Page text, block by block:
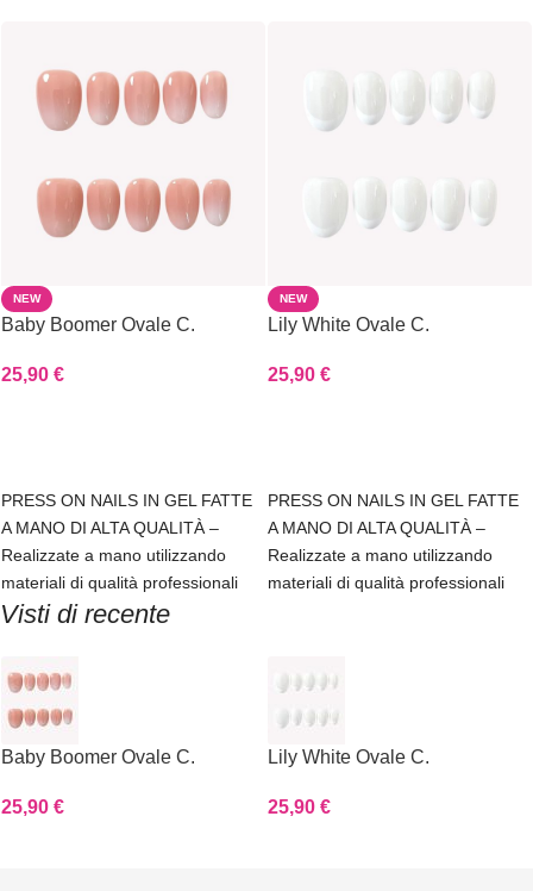
NEW
Baby Boomer Ovale C.
25,90 €
PRESS ON NAILS IN GEL FATTE
A MANO DI ALTA QUALITÀ –
Realizzate a mano utilizzando
materiali di qualità professionali
NEW
Lily White Ovale C.
25,90 €
PRESS ON NAILS IN GEL FATTE
A MANO DI ALTA QUALITÀ –
Realizzate a mano utilizzando
materiali di qualità professionali
Visti di recente
Baby Boomer Ovale C.
25,90 €
Lily White Ovale C.
25,90 €